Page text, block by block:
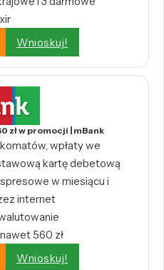
Wnioskuj!
zł w promocji | mBank
wpłaty we
kartę debetową
w miesiącu i
internet
560 zł
Wnioskuj!